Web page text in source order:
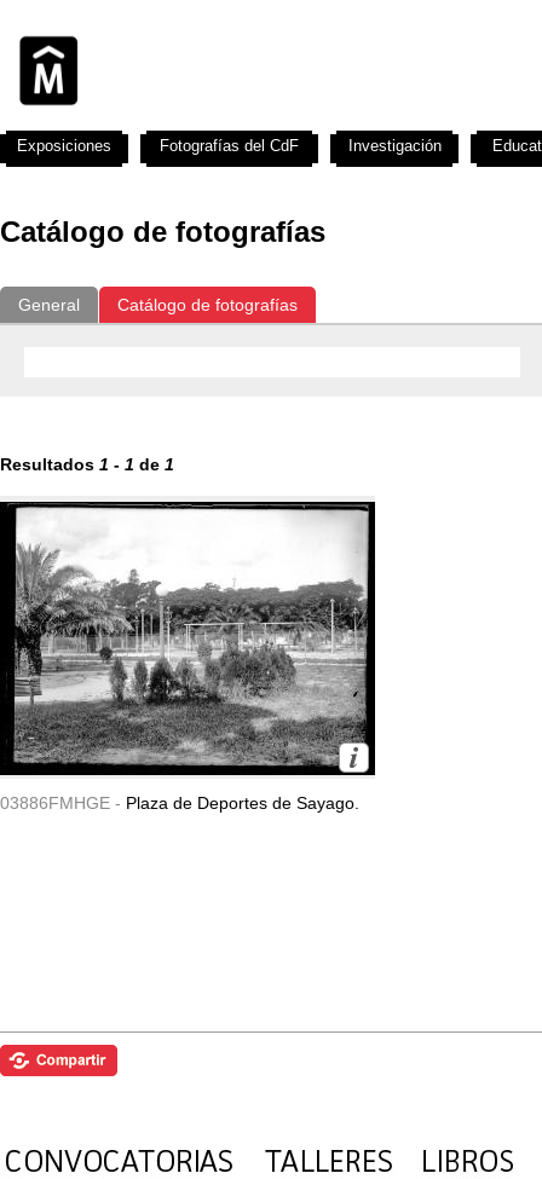
Catálogo de fotografías
General Catálogo de fotografías
Resultados 1 - 1 de 1
03886FMHGE - Plaza de Deportes de Sayago.
Exposiciones Fotografías del CdF Investigación